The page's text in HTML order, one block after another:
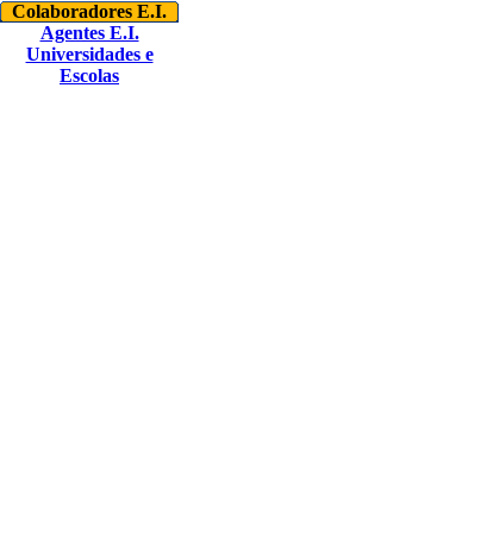
Colaboradores E.I.
Agentes E.I.
Universidades e
Escolas